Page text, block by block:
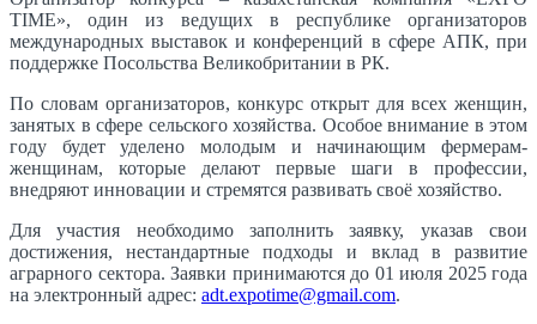
TIME», один из ведущих в республике организаторов
международных выставок и конференций в сфере АПК, при
поддержке Посольства Великобритании в РК.
По словам организаторов, конкурс открыт для всех женщин,
занятых в сфере сельского хозяйства. Особое внимание в этом
году будет уделено молодым и начинающим фермерам-
женщинам, которые делают первые шаги в профессии,
внедряют инновации и стремятся развивать своё хозяйство.
Для участия необходимо заполнить заявку, указав свои
достижения, нестандартные подходы и вклад в развитие
аграрного сектора. Заявки принимаются до 01 июля 2025 года
на электронный адрес: adt.expotime@gmail.com.